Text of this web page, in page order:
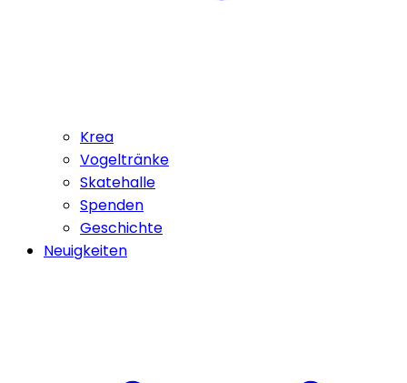
Krea
Vogeltränke
Skatehalle
Spenden
Geschichte
Neuigkeiten